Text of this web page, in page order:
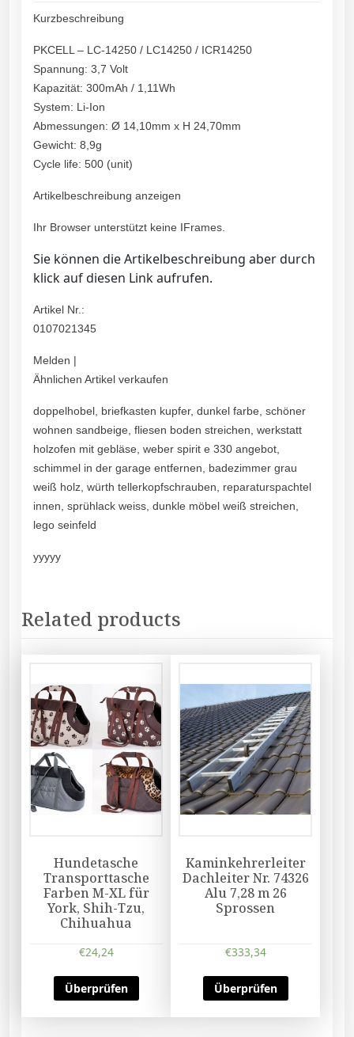
Kurzbeschreibung
PKCELL – LC-14250 / LC14250 / ICR14250
Spannung: 3,7 Volt
Kapazität: 300mAh / 1,11Wh
System: Li-Ion
Abmessungen: Ø 14,10mm x H 24,70mm
Gewicht: 8,9g
Cycle life: 500 (unit)
Artikelbeschreibung anzeigen
Ihr Browser unterstützt keine IFrames.
Sie können die Artikelbeschreibung aber durch
klick auf diesen Link aufrufen.
Artikel Nr.:
0107021345
Melden |
Ähnlichen Artikel verkaufen
doppelhobel, briefkasten kupfer, dunkel farbe, schöner
wohnen sandbeige, fliesen boden streichen, werkstatt
holzofen mit gebläse, weber spirit e 330 angebot,
schimmel in der garage entfernen, badezimmer grau
weiß holz, würth tellerkopfschrauben, reparaturspachtel
innen, sprühlack weiss, dunkle möbel weiß streichen,
lego seinfeld
yyyyy
Related products
Hundetasche
Transporttasche
Farben M-XL für
York, Shih-Tzu,
Chihuahua
€24,24
Überprüfen
Kaminkehrerleiter
Dachleiter Nr. 74326
Alu 7,28 m 26
Sprossen
€333,34
Überprüfen